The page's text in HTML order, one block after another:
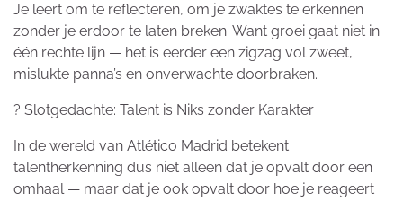
Je leert om te reflecteren, om je zwaktes te erkennen
zonder je erdoor te laten breken. Want groei gaat niet in
één rechte lijn — het is eerder een zigzag vol zweet,
mislukte panna’s en onverwachte doorbraken.
? Slotgedachte: Talent is Niks zonder Karakter
In de wereld van Atlético Madrid betekent
talentherkenning dus niet alleen dat je opvalt door een
omhaal — maar dat je ook opvalt door hoe je reageert